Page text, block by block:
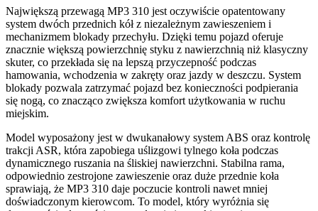
Największą przewagą MP3 310 jest oczywiście opatentowany
system dwóch przednich kół z niezależnym zawieszeniem i
mechanizmem blokady przechyłu. Dzięki temu pojazd oferuje
znacznie większą powierzchnię styku z nawierzchnią niż klasyczny
skuter, co przekłada się na lepszą przyczepność podczas
hamowania, wchodzenia w zakręty oraz jazdy w deszczu. System
blokady pozwala zatrzymać pojazd bez konieczności podpierania
się nogą, co znacząco zwiększa komfort użytkowania w ruchu
miejskim.
Model wyposażony jest w dwukanałowy system ABS oraz kontrolę
trakcji ASR, która zapobiega uślizgowi tylnego koła podczas
dynamicznego ruszania na śliskiej nawierzchni. Stabilna rama,
odpowiednio zestrojone zawieszenie oraz duże przednie koła
sprawiają, że MP3 310 daje poczucie kontroli nawet mniej
doświadczonym kierowcom. To model, który wyróżnia się